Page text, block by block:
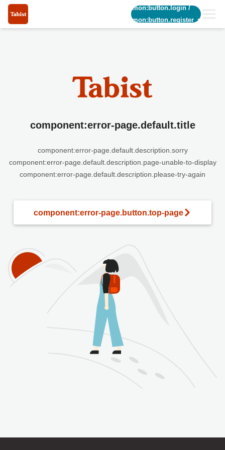
common:button.login/
common:button.register_short
component:error-page.default.title
component:error-page.default.description.sorry
component:error-page.default.description.page-unable-to-display
component:error-page.default.description.please-try-again
component:error-page.button.top-page